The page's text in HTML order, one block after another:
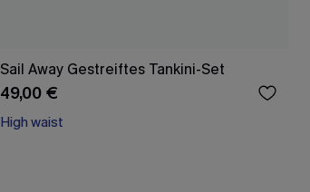
Sail Away Gestreiftes Tankini-Set
49,00 €
High waist